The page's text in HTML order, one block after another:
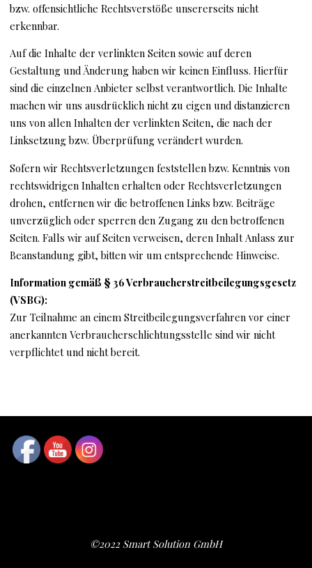
bzw. offensichtliche Rechtsverstöße unsererseits nicht
erkennbar.
Auf die Inhalte der verlinkten Seiten sowie auf deren
Gestaltung und Änderung haben wir keinen Einfluss. Hierfür
sind die einzelnen Anbieter selbst verantwortlich. Die Inhalte
machen wir uns ausdrücklich nicht zu eigen und distanzieren
uns von allen Inhalten der verlinkten Seiten, die nach der
Linksetzung bzw. Überprüfung verändert wurden.
Sofern wir Rechtsverletzungen feststellen bzw. Kenntnis von
rechtswidrigen Inhalten erhalten oder Rechtsverletzungen
drohen, entfernen wir die betroffenen Links bzw. Beiträge
unverzüglich oder sperren den Zugang zu den betroffenen
Seiten. Falls wir auf Seiten verweisen, deren Inhalt Anlass zur
Beanstandung gibt, bitten wir um entsprechende Hinweise.
Information gemäß § 36 Verbraucherstreitbeilegungsgesetz
(VSBG):
Zur Teilnahme an einem Streitbeilegungsverfahren vor einer
anerkannten Verbraucherschlichtungsstelle sind wir nicht
verpflichtet und nicht bereit.
©2022 Smart Solution GmbH